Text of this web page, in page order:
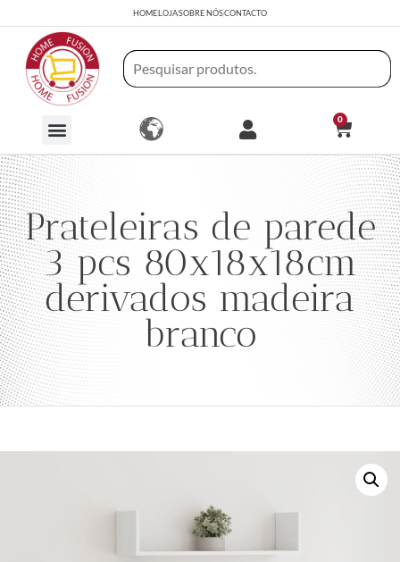
HOMELOJASOBRE NÓSCONTACTO
0
Prateleiras de parede
3 pcs 80x18x18cm
derivados madeira
branco